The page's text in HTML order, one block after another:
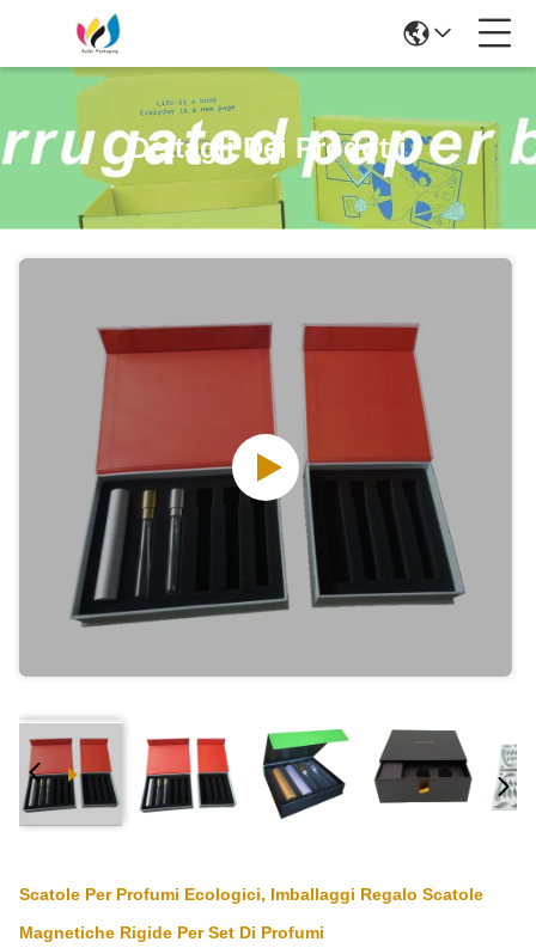
Dettagli Dei Prodotti
Scatole Per Profumi Ecologici, Imballaggi Regalo Scatole
Magnetiche Rigide Per Set Di Profumi